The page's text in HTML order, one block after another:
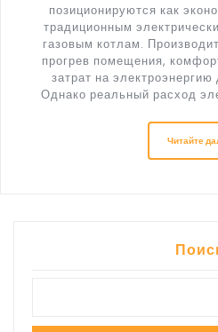
позиционируются как
традиционным
газовым котлам.
прогрев помещения,
затрат на
Однако реальный расход
Читайте